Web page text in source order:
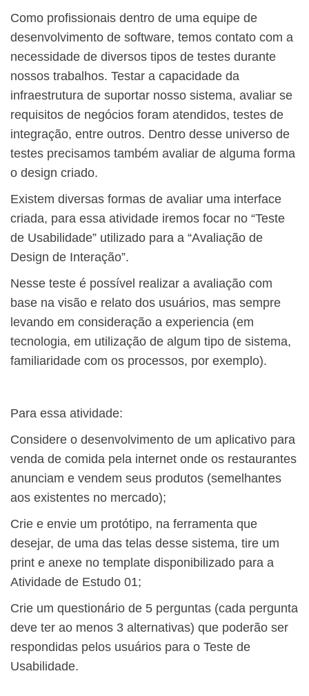
Como profissionais dentro de uma equipe de
desenvolvimento de software, temos contato com a
necessidade de diversos tipos de testes durante
nossos trabalhos. Testar a capacidade da
infraestrutura de suportar nosso sistema, avaliar se
requisitos de negócios foram atendidos, testes de
integração, entre outros. Dentro desse universo de
testes precisamos também avaliar de alguma forma
o design criado.
Existem diversas formas de avaliar uma interface
criada, para essa atividade iremos focar no “Teste
de Usabilidade” utilizado para a “Avaliação de
Design de Interação”.
Nesse teste é possível realizar a avaliação com
base na visão e relato dos usuários, mas sempre
levando em consideração a experiencia (em
tecnologia, em utilização de algum tipo de sistema,
familiaridade com os processos, por exemplo).
Para essa atividade:
Considere o desenvolvimento de um aplicativo para
venda de comida pela internet onde os restaurantes
anunciam e vendem seus produtos (semelhantes
aos existentes no mercado);
Crie e envie um protótipo, na ferramenta que
desejar, de uma das telas desse sistema, tire um
print e anexe no template disponibilizado para a
Atividade de Estudo 01;
Crie um questionário de 5 perguntas (cada pergunta
deve ter ao menos 3 alternativas) que poderão ser
respondidas pelos usuários para o Teste de
Usabilidade.